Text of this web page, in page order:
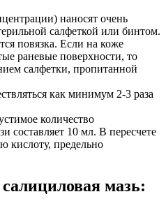
наносят очень
салфеткой или бинтом.
повязка. Если на коже
раневые поверхности, то
салфетки, пропитанной
как минимум 2-3 раза
количество
составляет 10 мл. В пересчете
кислоту, предельно
мазь: